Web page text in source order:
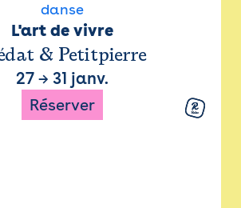
danse
L'art de vivre
& Petitpierre
27 → 31 janv.
Réserver